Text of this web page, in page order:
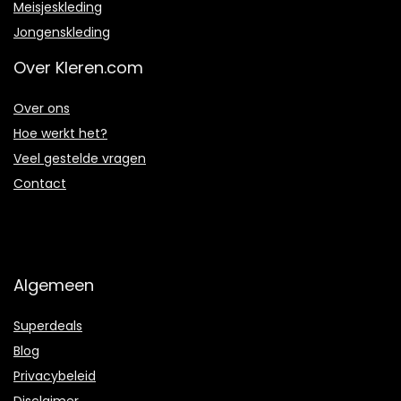
Meisjeskleding
Jongenskleding
Over Kleren.com
Over ons
Hoe werkt het?
Veel gestelde vragen
Contact
Algemeen
Superdeals
Blog
Privacybeleid